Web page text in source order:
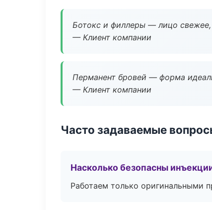
Ботокс и филлеры — лицо свежее,
— Клиент компании
Перманент бровей — форма
— Клиент компании
Часто задаваемые
Насколько безопасны
Работаем только оригинальными